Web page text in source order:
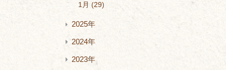
1月
29
2025年
2024年
2023年